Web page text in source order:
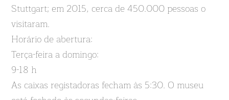
Stuttgart; em 2015, cerca de 450.000 pessoas o
visitaram.
Horário de abertura:
Terça-feira a domingo:
9-18 h
As caixas registadoras fecham às 5:30. O museu